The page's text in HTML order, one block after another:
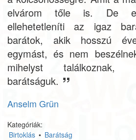
elvárom tőle is. De
ellehetetleníti az igaz
barátok, akik hosszú
egymást, és nem
mihelyst találkoznak,
barátságuk.
Anselm Grün
Kategóriák:
Birtoklás • Barátság